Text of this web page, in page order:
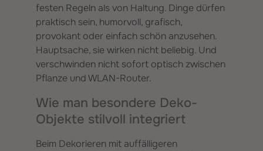
festen Regeln als von Haltung. Dinge dürfen
praktisch sein, humorvoll, grafisch,
provokant oder einfach schön anzusehen.
Hauptsache, sie wirken nicht beliebig. Und
verschwinden nicht sofort optisch zwischen
Pflanze und WLAN-Router.
Wie man besondere Deko-
Objekte stilvoll integriert
Beim Dekorieren mit auffälligeren